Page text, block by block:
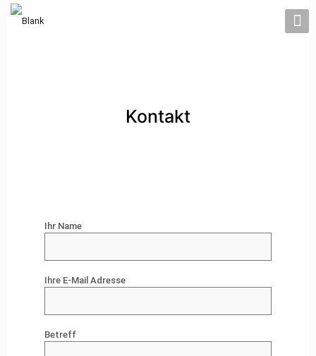
Kontakt
Ihr Name
Ihre E-Mail Adresse
Betreff